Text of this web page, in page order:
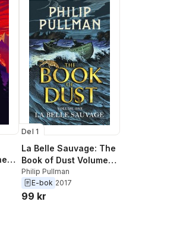
Del 1
La Belle Sauvage: The
Book of Dust Volume
One
Philip Pullman
E-bok 2017
99 kr